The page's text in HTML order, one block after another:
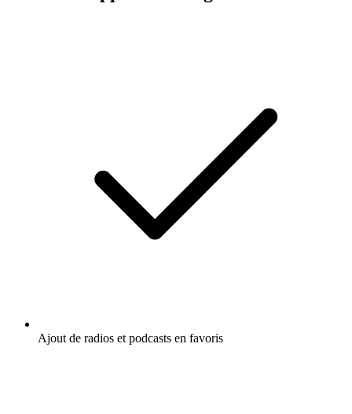
Ajout de radios et podcasts en favoris